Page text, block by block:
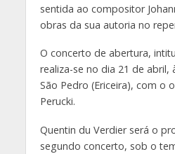
sentida ao compositor
obras da sua autoria no
O concerto de abertura,
realiza-se no dia 21 de abril,
São Pedro (Ericeira), com o
Perucki.
Quentin du Verdier será o
segundo concerto, sob o